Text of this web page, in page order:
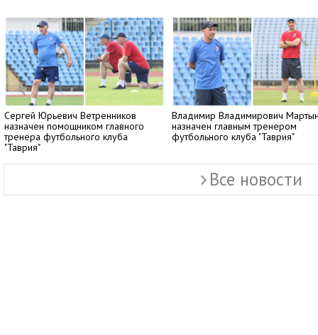
Сергей Юрьевич Ветренников
назначен помощником главного
тренера футбольного клуба
"Таврия"
Владимир Владимирович
назначен главным тренером
футбольного клуба "Таврия"
Все новости